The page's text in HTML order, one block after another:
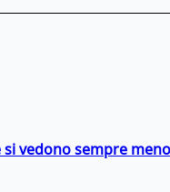
si vedono sempre